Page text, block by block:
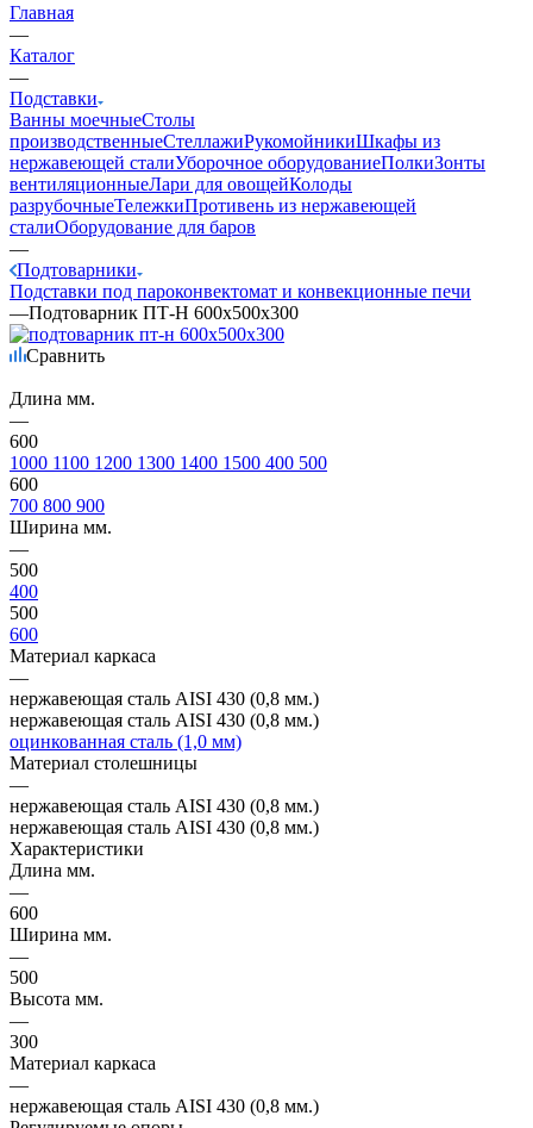
Главная
—
Каталог
—
Подставки
Ванны моечныеСтолы
производственныеСтеллажиРукомойникиШкафы из
нержавеющей сталиУборочное оборудованиеПолкиЗонты
вентиляционныеЛари для овощейКолоды
разрубочныеТележкиПротивень из нержавеющей
сталиОборудование для баров
—
Подтоварники
Подставки под пароконвектомат и конвекционные печи
—Подтоварник ПТ-Н 600х500х300
Сравнить
Длина мм.
—
600
1000 1100 1200 1300 1400 1500 400 500
600
700 800 900
Ширина мм.
—
500
400
500
600
Материал каркаса
—
нержавеющая сталь AISI 430 (0,8 мм.)
нержавеющая сталь AISI 430 (0,8 мм.)
оцинкованная сталь (1,0 мм)
Материал столешницы
—
нержавеющая сталь AISI 430 (0,8 мм.)
нержавеющая сталь AISI 430 (0,8 мм.)
Характеристики
Длина мм.
—
600
Ширина мм.
—
500
Высота мм.
—
300
Материал каркаса
—
нержавеющая сталь AISI 430 (0,8 мм.)